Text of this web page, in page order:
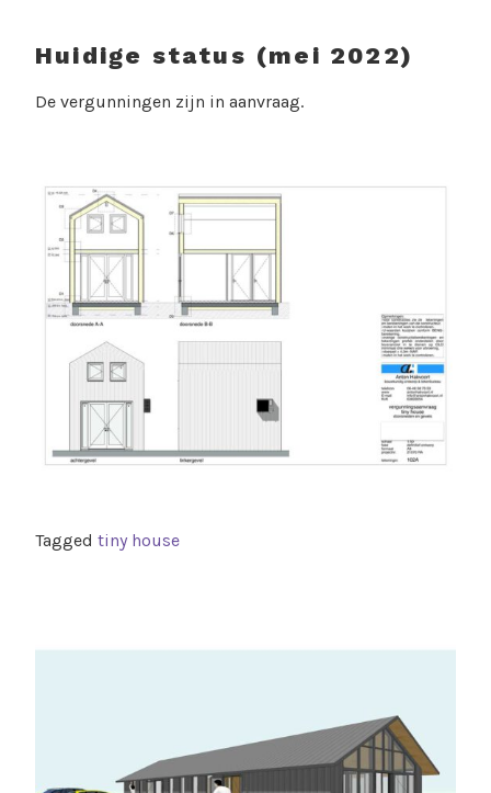
Huidige status (mei 2022)
De vergunningen zijn in aanvraag.
Tagged tiny house